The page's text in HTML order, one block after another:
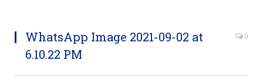
WhatsApp Image 2021-09-02 at
6.10.22 PM
0